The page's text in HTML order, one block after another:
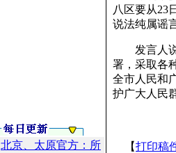
北京、太原官方：所
八区要从23
说法纯属谣
发言人说
署，采取各
全市人民和
护广大人民
【打印稿